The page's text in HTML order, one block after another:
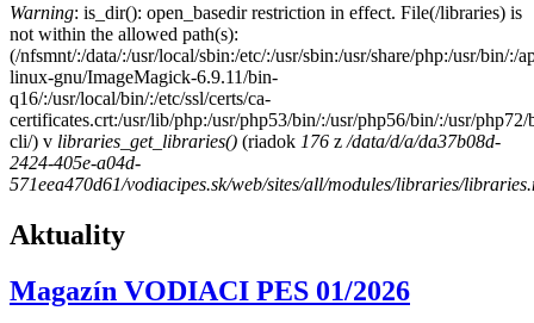
Warning: is_dir(): open_basedir restriction in effect. File(/libraries) is
not within the allowed path(s):
(/nfsmnt/:/data/:/usr/local/sbin:/etc/:/usr/sbin:/usr/share/php:/usr/bin/
linux-gnu/ImageMagick-6.9.11/bin-
q16/:/usr/local/bin/:/etc/ssl/certs/ca-
certificates.crt:/usr/lib/php:/usr/php53/bin/:/usr/php56/bin/:/usr/
cli/) v libraries_get_libraries() (riadok 176 z /data/d/a/da37b08d-
2424-405e-a04d-
571eea470d61/vodiacipes.sk/web/sites/all/modules/libraries/
Aktuality
Magazín VODIACI PES 01/2026